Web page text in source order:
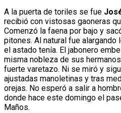
A la puerta de toriles se fue
recibió con vistosas gaoneras
Comenzó la faena por bajo y
pitones. Al natural fue
el astado tenía. El jabonero
misma nobleza de sus
fuerte varetazo. Ni se miró y
ajustadas manoletinas y tras
orejas. No esperó a salir a
donde hace este domingo el
Maños.